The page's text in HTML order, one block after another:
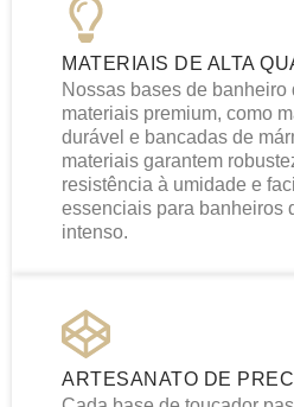
MATERIAIS DE ALTA
Nossas bases de banheiro
materiais premium, como
durável e bancadas de
materiais garantem
resistência à umidade e
essenciais para banheiros
intenso.
ARTESANATO DE